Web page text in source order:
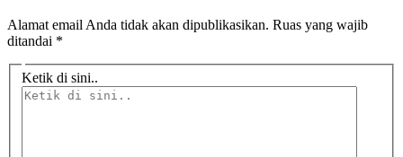
Alamat email Anda tidak akan dipublikasikan. Ruas yang wajib
ditandai *
Ketik di sini..